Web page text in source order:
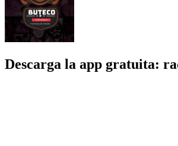
Descarga la app gratuita: